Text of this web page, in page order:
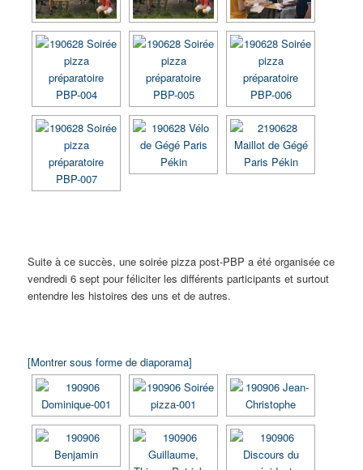
Suite à ce succès, une soirée pizza post-PBP a été organisée ce
vendredi 6 sept pour féliciter les différents participants et surtout
entendre les histoires des uns et de autres.
[Montrer sous forme de diaporama]